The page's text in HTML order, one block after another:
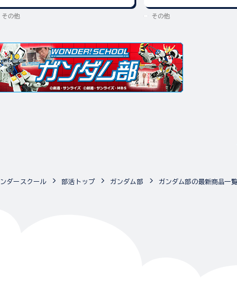
その他 その他
ダースクール 部活トップ ガンダム部 ガンダム部の最新商品一覧